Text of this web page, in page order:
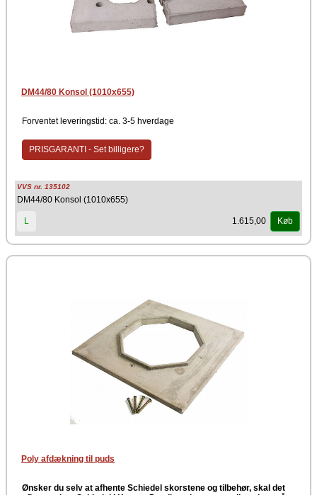
DM44/80 Konsol (1010x655)
Forventet leveringstid: ca. 3-5 hverdage
PRISGARANTI - Set billigere?
VVS nr. 135102
DM44/80 Konsol (1010x655)
L 1.615,00 Køb
Poly afdækning til puds
Ønsker du selv at afhente Schiedel skorstene og tilbehør, skal det